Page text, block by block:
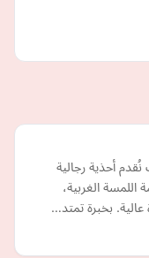
أحذية رجالية
الغربية،
بخبرة تمتد…